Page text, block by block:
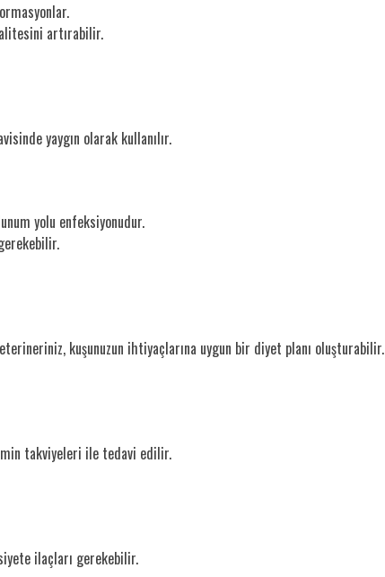
artırabilir.
yaygın olarak kullanılır.
yolu enfeksiyonudur.
kuşunuzun ihtiyaçlarına uygun bir diyet planı oluşturabilir.
takviyeleri ile tedavi edilir.
ilaçları gerekebilir.